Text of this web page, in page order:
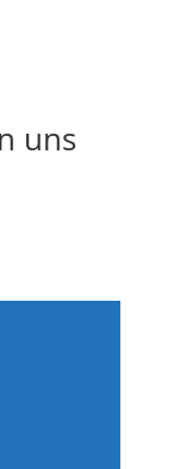
uns